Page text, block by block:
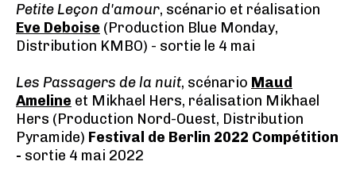
Petite Leçon d'amour, scénario et réalisation
Eve Deboise (Production Blue Monday,
Distribution KMBO) - sortie le 4 mai
Les Passagers de la nuit, scénario Maud
Ameline et Mikhael Hers, réalisation Mikhael
Hers (Production Nord-Ouest, Distribution
Pyramide) Festival de Berlin 2022 Compétition
- sortie 4 mai 2022